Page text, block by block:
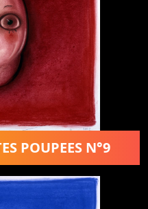
POUPEES N°9